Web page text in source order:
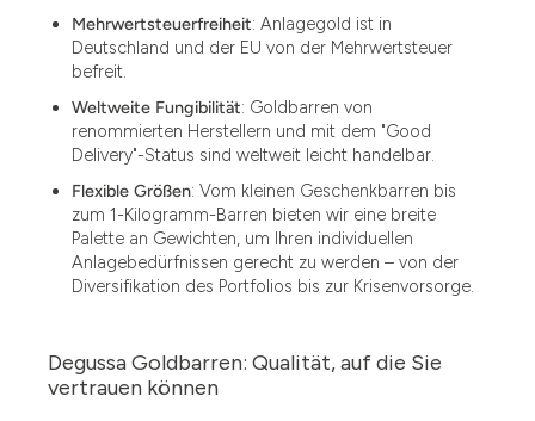
Mehrwertsteuerfreiheit: Anlagegold ist in
Deutschland und der EU von der Mehrwertsteuer
befreit.
Weltweite Fungibilität: Goldbarren von
renommierten Herstellern und mit dem "Good
Delivery"-Status sind weltweit leicht handelbar.
Flexible Größen: Vom kleinen Geschenkbarren bis
zum 1-Kilogramm-Barren bieten wir eine breite
Palette an Gewichten, um Ihren individuellen
Anlagebedürfnissen gerecht zu werden – von der
Diversifikation des Portfolios bis zur Krisenvorsorge.
Degussa Goldbarren: Qualität, auf die Sie
vertrauen können